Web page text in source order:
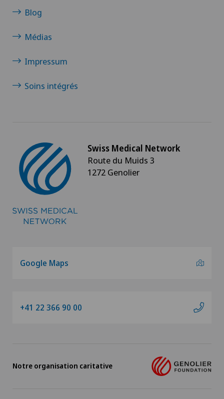
Blog
Médias
Impressum
Soins intégrés
Swiss Medical Network
Route du Muids 3
1272 Genolier
Google Maps
+41 22 366 90 00
Notre organisation caritative